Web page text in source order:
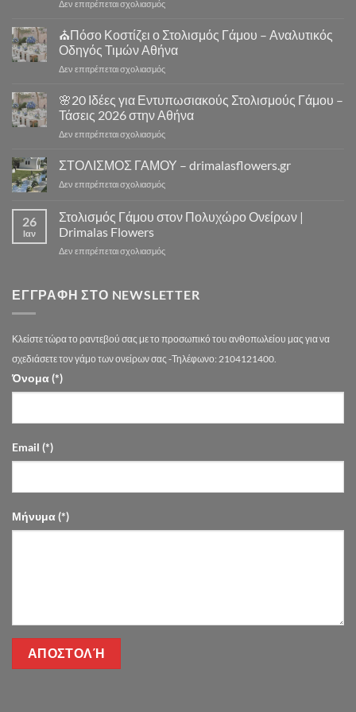
Στολισμός
Εκκλησίας
|
Flowers
Δεν επιτρέπεται σχολιασμόςστο
Στολισμός
Γάμου
Εκκλησία
Αθήνα
10
Μοναδικά
Concept
Design
Αξέχαστους
Γάμου
⛪Πόσο Κοστίζει ο Στολισμός Γάμου – Αναλυτικός
Οδηγός Τιμών Αθήνα
Δεν επιτρέπεται σχολιασμόςστο
Κοστίζει
ο
Στολισμός
–
Οδηγός
Αθήνα
🌸20 Ιδέες για Εντυπωσιακούς Στολισμούς Γάμου –
Τάσεις 2026 στην Αθήνα
Δεν επιτρέπεται σχολιασμόςστο
20
Ιδέες
για
Στολισμούς
Τάσεις
Αθήνα
ΣΤΟΛΙΣΜΟΣ ΓΑΜΟΥ – drimalasflowers.gr
Δεν επιτρέπεται σχολιασμόςστο
ΓΑΜΟΥ
–
26
Ιαν
Στολισμός Γάμου στον Πολυχώρο Ονείρων |
Drimalas Flowers
Δεν επιτρέπεται σχολιασμόςστο
στον
Drimalas
Flowers
ΕΓΓΡΑΦΉ ΣΤΟ NEWSLETTER
Κλείστε τώρα το ραντεβού σας με το προσωπικό του ανθοπωλείου μας για να
σχεδιάσετε τον γάμο των ονείρων σας -Τηλέφωνο: 2104121400.
Όνομα (*)
Email (*)
Μήνυμα (*)